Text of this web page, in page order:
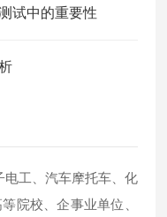
试中的重要性
工、汽车摩托车、化
院校、企事业单位、